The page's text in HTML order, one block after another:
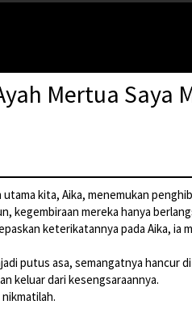
Mertua
kita, Aika, menemukan
kegembiraan mereka hanya
keterikatannya pada Aika,
putus asa, semangatnya hancur
keluar dari kesengsaraannya.